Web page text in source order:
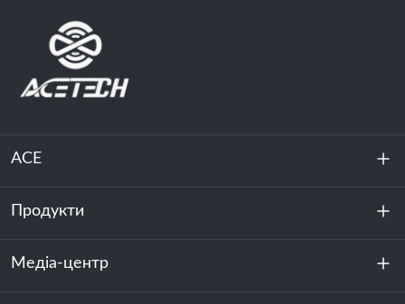
ACE
Про нас
Стійкість
Продукти
Зберігання енергії
Медіа-центр